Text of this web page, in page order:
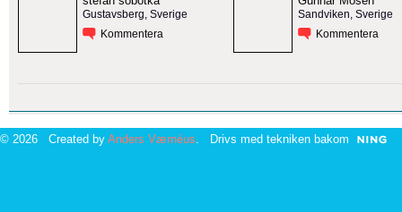
Gustavsberg, Sverige
Kommentera
Sandviken, Sverige
Kommentera
© 2026 Created by Anders Værnéus . Drivs med tekniken bakom